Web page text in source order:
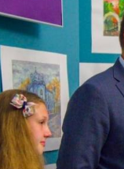
скончался в
преданию, мощи
и источали
множество
Угодника были
Бар (Бари), где
Кабачки в